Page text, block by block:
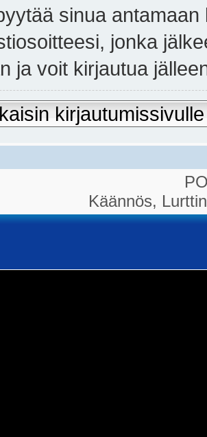
sinua
jonka
ja voit kirjautua
kirjautumissivulle
Käännös,